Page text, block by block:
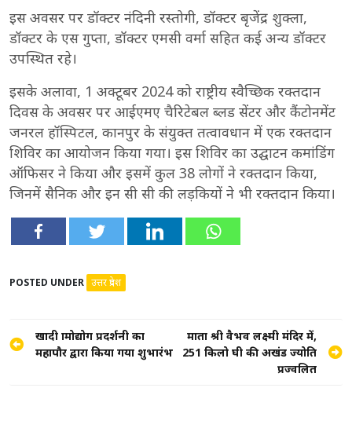
इस अवसर पर डॉक्टर नंदिनी रस्तोगी, डॉक्टर बृजेंद्र शुक्ला,
डॉक्टर के एस गुप्ता, डॉक्टर एमसी वर्मा सहित कई अन्य डॉक्टर
उपस्थित रहे।
इसके अलावा, 1 अक्टूबर 2024 को राष्ट्रीय स्वैच्छिक रक्तदान
दिवस के अवसर पर आईएमए चैरिटेबल ब्लड सेंटर और कैंटोनमेंट
जनरल हॉस्पिटल, कानपुर के संयुक्त तत्वावधान में एक रक्तदान
शिविर का आयोजन किया गया। इस शिविर का उद्घाटन कमांडिंग
ऑफिसर ने किया और इसमें कुल 38 लोगों ने रक्तदान किया,
जिनमें सैनिक और इन सी सी की लड़कियों ने भी रक्तदान किया।
POSTED UNDER उत्तर प्रदेश
Post
navigation
खादी ग्रामोद्योग प्रदर्शनी का
महापौर द्वारा किया गया शुभारंभ
माता श्री वैभव लक्ष्मी मंदिर में,
251 किलो घी की अखंड ज्योति
प्रज्वलित